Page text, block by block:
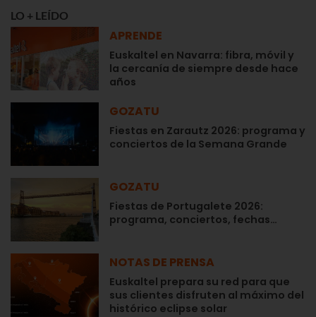
LO + LEÍDO
APRENDE
Euskaltel en Navarra: fibra, móvil y
la cercanía de siempre desde hace
años
GOZATU
Fiestas en Zarautz 2026: programa y
conciertos de la Semana Grande
GOZATU
Fiestas de Portugalete 2026:
programa, conciertos, fechas…
NOTAS DE PRENSA
Euskaltel prepara su red para que
sus clientes disfruten al máximo del
histórico eclipse solar